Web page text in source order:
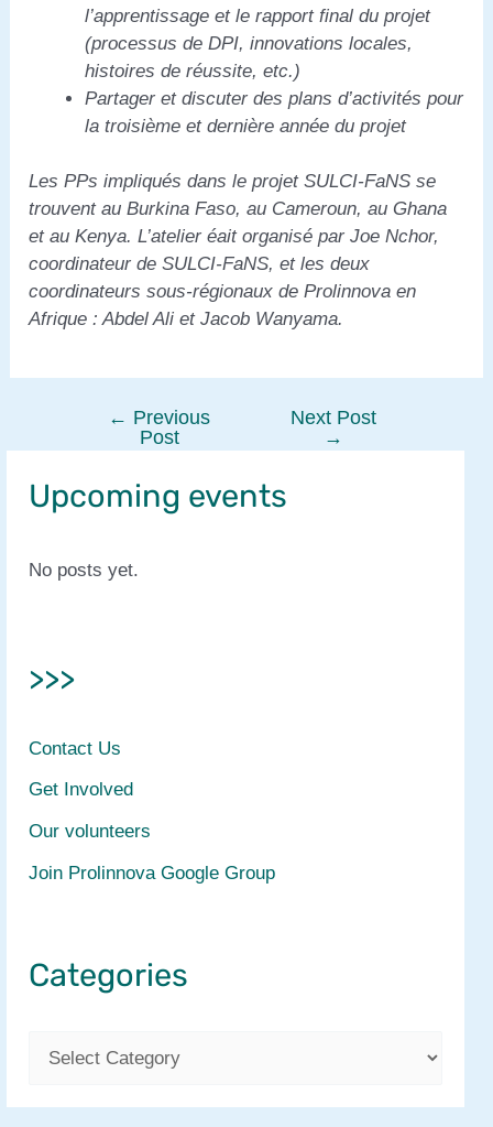
l’apprentissage et le rapport final du projet
(processus de DPI, innovations locales,
histoires de réussite, etc.)
Partager et discuter des plans d’activités pour
la troisième et dernière année du projet
Les PPs impliqués dans le projet SULCI-FaNS se
trouvent au Burkina Faso, au Cameroun, au Ghana
et au Kenya. L’atelier éait organisé par Joe Nchor,
coordinateur de SULCI-FaNS, et les deux
coordinateurs sous-régionaux de Prolinnova en
Afrique : Abdel Ali et Jacob Wanyama.
navigation
← Previous
Post
Next Post
→
Upcoming events
No posts yet.
>>>
Contact Us
Get Involved
Our volunteers
Join Prolinnova Google Group
Categories